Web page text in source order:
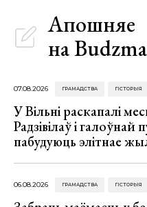
Апошняе
на
07.08.2026 ГРАМАДСТВА ГІСТОРЫЯ
У Вільні раскапалі
Радзівілаў і
пабудуюць элітнае
06.08.2026 ГРАМАДСТВА ГІСТОРЫЯ